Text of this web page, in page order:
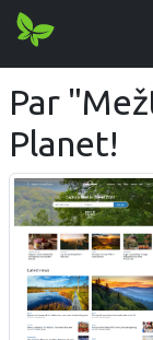
Par
Planet!